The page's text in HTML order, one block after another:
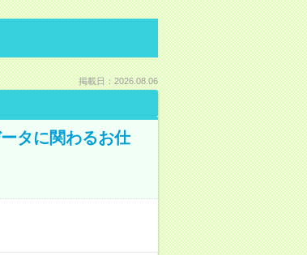
掲載日：2026.08.06
タに関わるお仕